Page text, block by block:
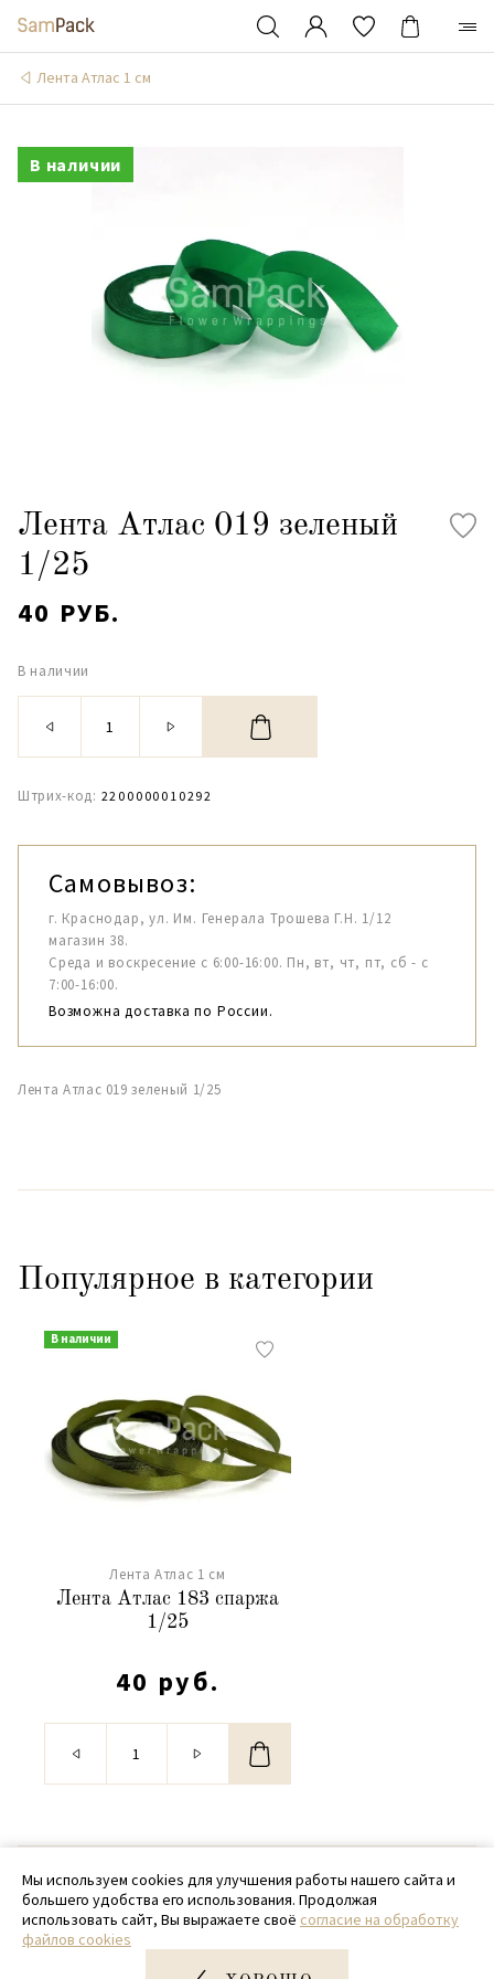
Лента Атлас 1 см
В наличии
Лента Атлас 019 зеленый
1/25
40 РУБ.
В наличии
Штрих-код: 2200000010292
Самовывоз:
г. Краснодар, ул. Им. Генерала Трошева Г.Н. 1/12
магазин 38.
Среда и воскресение с 6:00-16:00. Пн, вт, чт, пт, сб - с
7:00-16:00.
Возможна доставка по России.
Лента Атлас 019 зеленый 1/25
Популярное в категории
В наличии
Лента Атлас 1 см
Лента Атлас 183 спаржа
1/25
40 руб.
© 2020 - 2026 SamPack
+ 7 (918) 699-97-87
zakaz@sampack.store
Мы используем cookies для улучшения работы нашего сайта и
большего удобства его использования. Продолжая
использовать сайт, Вы выражаете своё согласие на обработку
файлов cookies